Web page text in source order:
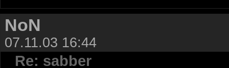
NoN
07.11.03 16:44
Re: sabber